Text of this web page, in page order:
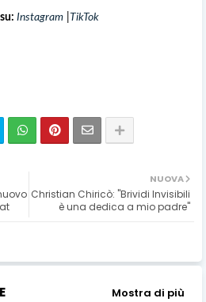
Instagram TikTok
NUOVA
Christian Chiricò: "Brividi Invisibili
è una dedica a mio padre"
Mostra di più